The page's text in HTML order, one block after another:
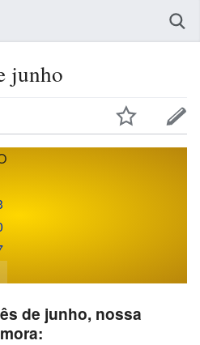
junho
de junho, nossa